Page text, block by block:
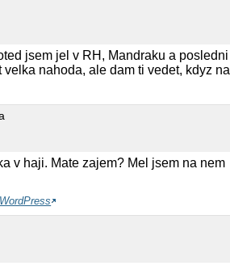
jsem jel v RH, Mandraku a posledni
nahoda, ale dam ti vedet, kdyz na
v haji. Mate zajem? Mel jsem na nem